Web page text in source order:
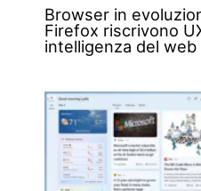
Browser in
Firefox riscrivono
intelligenza del web